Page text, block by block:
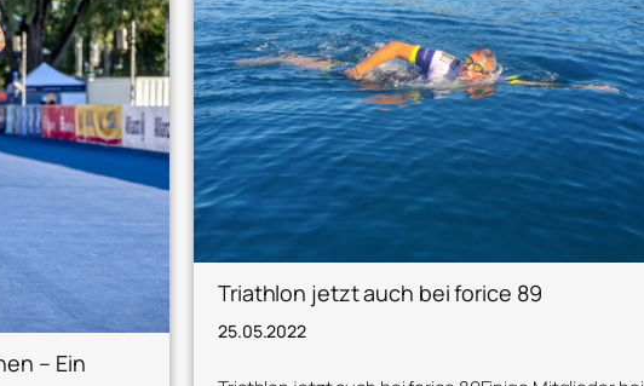
– Ein
Triathlon jetzt auch bei forice 89
25.05.2022